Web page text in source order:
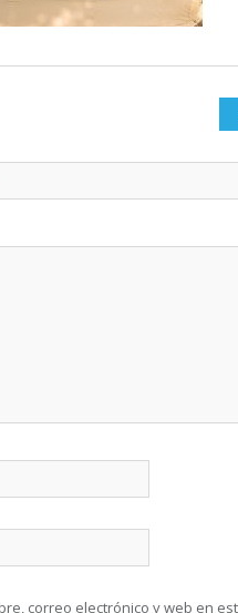
correo electrónico y web en